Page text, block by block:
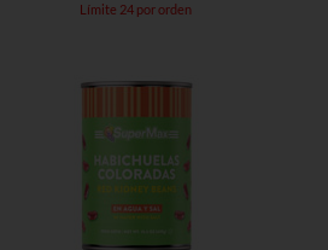
Límite 24 por orden